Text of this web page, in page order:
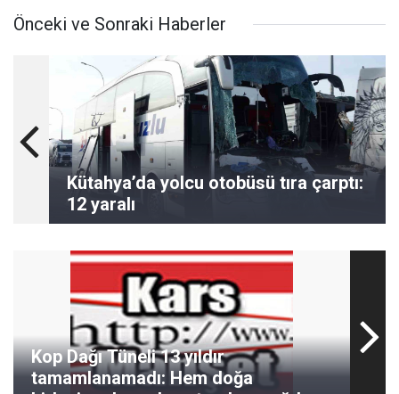
Önceki ve Sonraki Haberler
Kütahya’da yolcu otobüsü tıra çarptı:
12 yaralı
Kop Dağı Tüneli 13 yıldır
tamamlanamadı: Hem doğa